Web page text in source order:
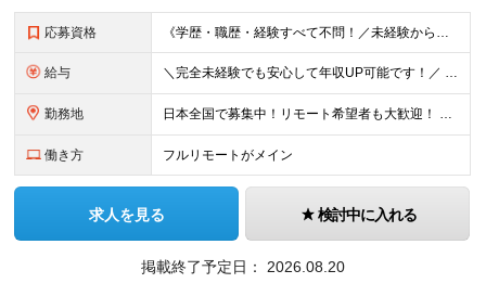
応募資格 《学歴・職歴・経験すべて不問！／未経験からのチャレンジ大歓迎◎》 ▼こんな気持ち、ひとつでも当てはまる方はぜひ！ □ なにか、人生を変えるきっかけがほしい □ 立ち仕事に疲れて、そろそろ座り仕事がい
給与 ＼完全未経験でも安心して年収UP可能です！／ -------------- 【1】営業 月給25万円～80万円＋賞与 【2】事務 月給21万円～50万円＋賞与 【3】マーケ 月給25万円～80万円
勤務地 日本全国で募集中！リモート希望者も大歓迎！ ※クライアントオフィスへの出勤が必要な場合は、 「東京オフィス」または「首都圏・関西圏」になります ※勤務地の選択はご希望を考慮し、転居を伴う転勤はありま
働き方 フルリモートがメイン
求人を見る 検討中に入れる
掲載終了予定日： 2026.08.20